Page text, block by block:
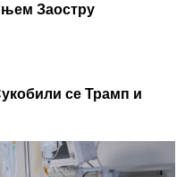
Заостру
се Трамп и